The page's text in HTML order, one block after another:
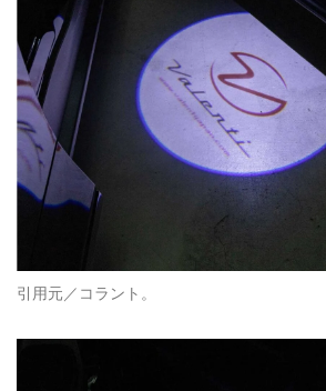
引用元／コラント。